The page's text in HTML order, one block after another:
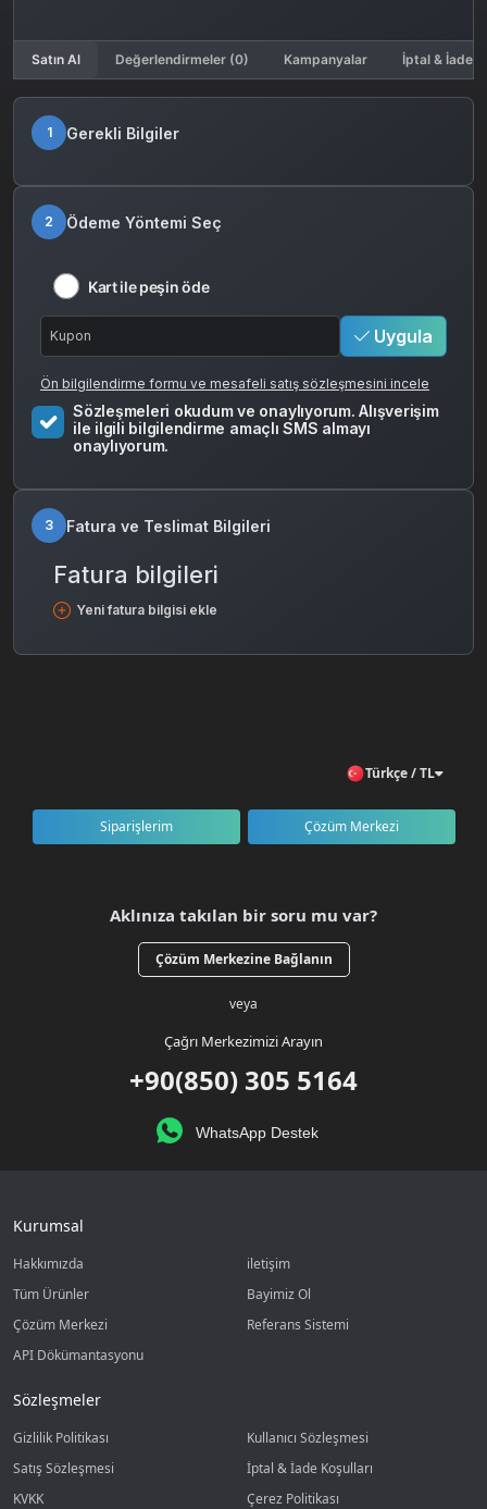
Satın Al Değerlendirmeler (0) Kampanyalar İptal & İade
1 Gerekli Bilgiler
2 Ödeme Yöntemi Seç
Kart ile peşin öde
Uygula
Ön bilgilendirme formu ve mesafeli satış sözleşmesini incele
Sözleşmeleri okudum ve onaylıyorum. Alışverişim
ile ilgili bilgilendirme amaçlı SMS almayı
onaylıyorum.
3 Fatura ve Teslimat Bilgileri
Fatura bilgileri
Yeni fatura bilgisi ekle
Türkçe / TL
Siparişlerim Çözüm Merkezi
Aklınıza takılan bir soru mu var?
Çözüm Merkezine Bağlanın
veya
Çağrı Merkezimizi Arayın
+90(850) 305 5164
WhatsApp Destek
Kurumsal
Hakkımızda
iletişim
Tüm Ürünler
Bayimiz Ol
Çözüm Merkezi
Referans Sistemi
API Dökümantasyonu
Sözleşmeler
Gizlilik Politikası
Kullanıcı Sözleşmesi
Satış Sözleşmesi
İptal & İade Koşulları
KVKK
Çerez Politikası